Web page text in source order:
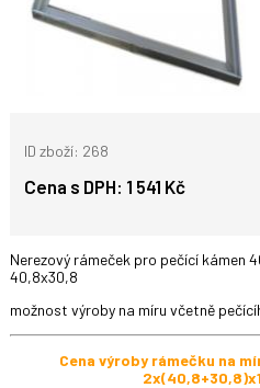
ID zboží: 268
Cena s DPH: 1 541 Kč
Nerezový rámeček pro pečící kámen
40,8x30,8
možnost výroby na míru včetně
Cena výroby rámečku na